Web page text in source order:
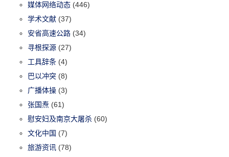
媒体网络动态 (446)
学术文献 (37)
安省高速公路 (34)
寻根探源 (27)
工具辞条 (4)
巴以冲突 (8)
广播体操 (3)
张国焘 (61)
慰安妇及南京大屠杀 (60)
文化中国 (7)
旅游资讯 (78)